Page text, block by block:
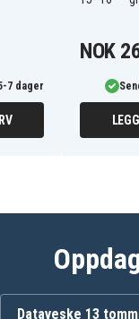
7 dager
NOK
Dataveske 13